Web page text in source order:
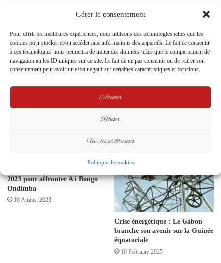
Gérer le consentement
Pour offrir les meilleures expériences, nous utilisons des technologies telles que les
cookies pour stocker et/ou accéder aux informations des appareils. Le fait de consentir
à ces technologies nous permettra de traiter des données telles que le comportement de
navigation ou les ID uniques sur ce site. Le fait de ne pas consentir ou de retirer son
consentement peut avoir un effet négatif sur certaines caractéristiques et fonctions.
Accepter
Refuser
Voir les préférences
Politique de cookies
Related Articles
Célébration du 65e Anniversaire
du Diocèse de Mouila en
Présence du Chef de l’État
Gabonais
JUSTICE AU GABON : UNE
GRÈVE À 25 MILLIARDS DE
FCFA PAR AN, UNE CRISE
22 January 2025
Albert Ondo Ossa choisi comme
2023 pour affronter Ali Bongo
Ondimba
18 August 2023
Crise énergétique : Le Gabon
branche son avenir sur la Guinée
équatoriale
10 February 2025